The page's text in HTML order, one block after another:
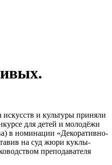
и культуры приняли
для детей и молодёжи
в номинации «Декоративно-
на суд жюри куклы-
преподавателя